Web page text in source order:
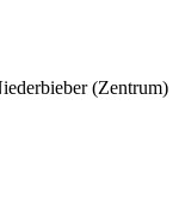
(Zentrum)